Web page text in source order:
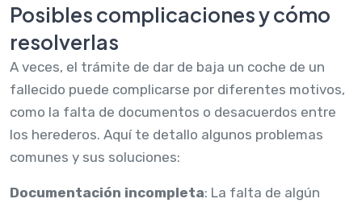
Posibles complicaciones y cómo
resolverlas
A veces, el trámite de dar de baja un coche de un
fallecido puede complicarse por diferentes motivos,
como la falta de documentos o desacuerdos entre
los herederos. Aquí te detallo algunos problemas
comunes y sus soluciones:
Documentación incompleta: La falta de algún